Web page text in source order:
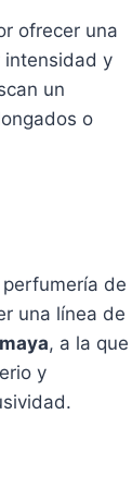
ofrecer una
intensidad y
un
o
de
una línea de
, a la que
y